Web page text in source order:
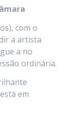
com o
a artista
a no
ordinária.
em